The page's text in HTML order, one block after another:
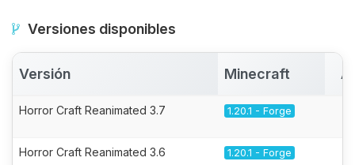
Versiones disponibles
Versión Minecraft
Horror Craft Reanimated 3.7 1.20.1 - Forge
Horror Craft Reanimated 3.6 1.20.1 - Forge